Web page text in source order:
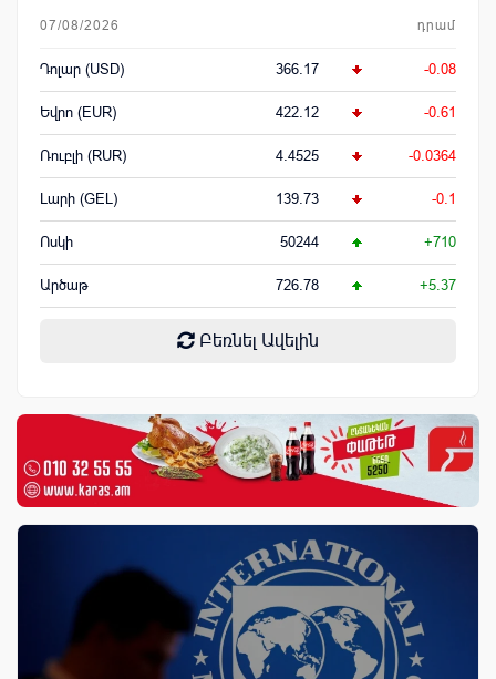
07/08/2026 դրամ
Դոլար (USD) 366.17 -0.08
Եվրո (EUR) 422.12 -0.61
Ռուբլի (RUR) 4.4525 -0.0364
Լարի (GEL) 139.73 -0.1
Ոսկի 50244 +710
Արծաթ 726.78 +5.37
Բեռնել Ավելին